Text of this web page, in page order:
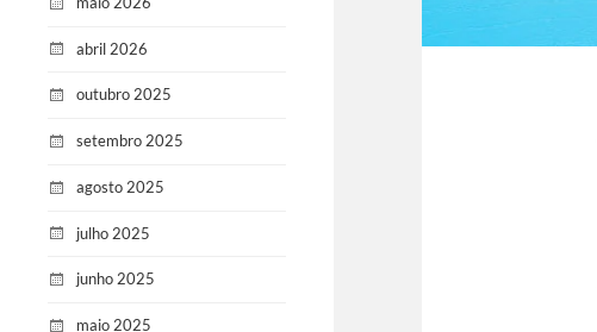
abril 2026
outubro 2025
setembro 2025
agosto 2025
julho 2025
junho 2025
maio 2025